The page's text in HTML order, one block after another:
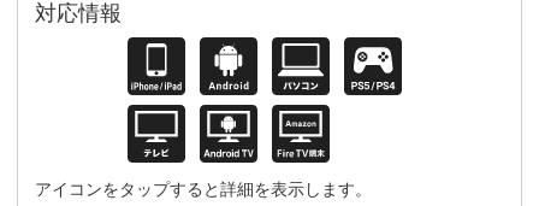
対応情報
アイコンをタップすると詳細を表示します。